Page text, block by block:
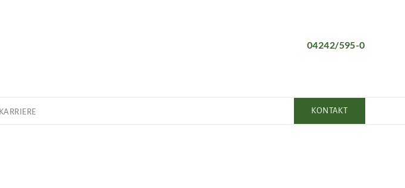
04242/595-0
KARRIERE KONTAKT